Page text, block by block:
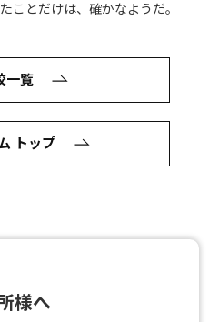
ことだけは、確かなようだ。
一覧
トップ
様へ